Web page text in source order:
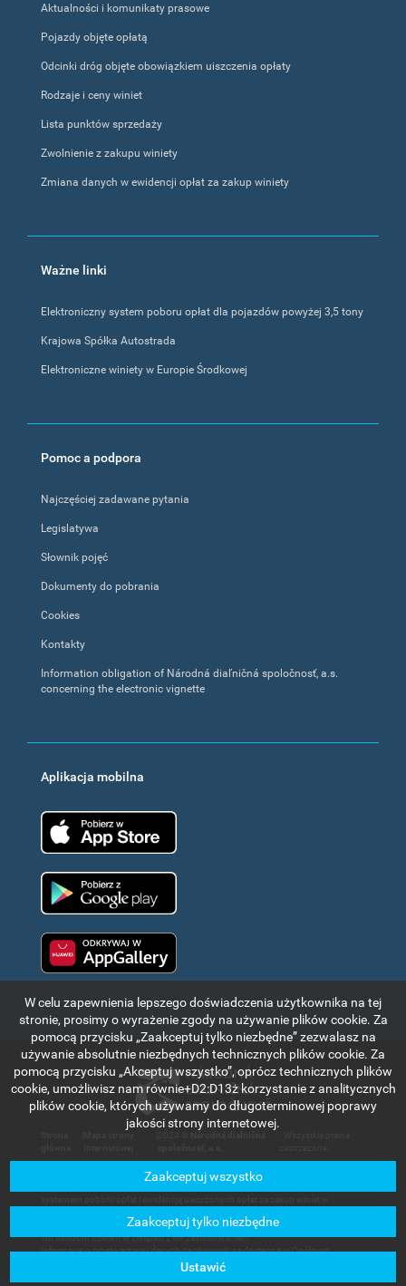
Aktualności i komunikaty prasowe
Pojazdy objęte opłatą
Odcinki dróg objęte obowiązkiem uiszczenia opłaty
Rodzaje i ceny winiet
Lista punktów sprzedaży
Zwolnienie z zakupu winiety
Zmiana danych w ewidencji opłat za zakup winiety
Ważne linki
Elektroniczny system poboru opłat dla pojazdów powyżej 3,5 tony
Krajowa Spółka Autostrada
Elektroniczne winiety w Europie Środkowej
Pomoc a podpora
Najczęściej zadawane pytania
Legislatywa
Słownik pojęć
Dokumenty do pobrania
Cookies
Kontakty
Information obligation of Národná diaľničná spoločnosť, a.s.
concerning the electronic vignette
Aplikacja mobilna
Informacje i dane znajdujące się w tej części portalu internetowego mają wyłącznie
charakter informacyjny i służą do krótkiego zapoznania się z elektronicznym
odpowiedzialności za jakąkolwiek szkodę, która mogłaby powstać użytkownikom
lub osobom trzecim w związku z ich zastosowaniem.
Informacje o przetwarzaniu danych osobowych są dostępne w Ogólnych
Warunkach Handlowych, dostępnych w sekcji
W celu zapewnienia lepszego doświadczenia użytkownika na tej
stronie, prosimy o wyrażenie zgody na używanie plików cookie. Za
pomocą przycisku „Zaakceptuj tylko niezbędne” zezwalasz na
używanie absolutnie niezbędnych technicznych plików cookie. Za
pomocą przycisku „Akceptuj wszystko”, oprócz technicznych plików
cookie, umożliwisz nam równie+D2:D13ż korzystanie z analitycznych
plików cookie, których używamy do długoterminowej poprawy
jakości strony internetowej.
Zaakceptuj wszystko
Zaakceptuj tylko niezbędne
Ustawić